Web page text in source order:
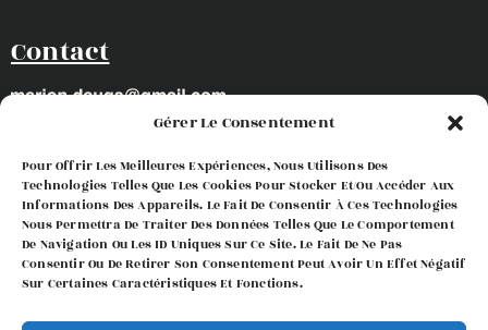
Gérer Le Consentement
Pour Offrir Les Meilleures Expériences, Nous Utilisons Des
Technologies Telles Que Les Cookies Pour Stocker Et/ou Accéder Aux
Informations Des Appareils. Le Fait De Consentir À Ces Technologies
Nous Permettra De Traiter Des Données Telles Que Le Comportement
De Navigation Ou Les ID Uniques Sur Ce Site. Le Fait De Ne Pas
Consentir Ou De Retirer Son Consentement Peut Avoir Un Effet Négatif
Sur Certaines Caractéristiques Et Fonctions.
Contact
Suivez-moi !